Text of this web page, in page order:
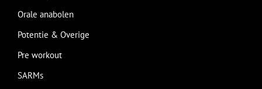
Orale anabolen
Potentie & Overige
Pre workout
SARMs